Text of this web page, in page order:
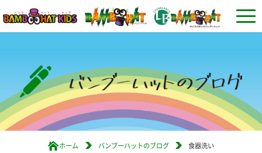
ホーム バンブーハットのブログ 食器洗い